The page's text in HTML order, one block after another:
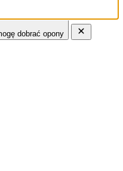
dobrać opony